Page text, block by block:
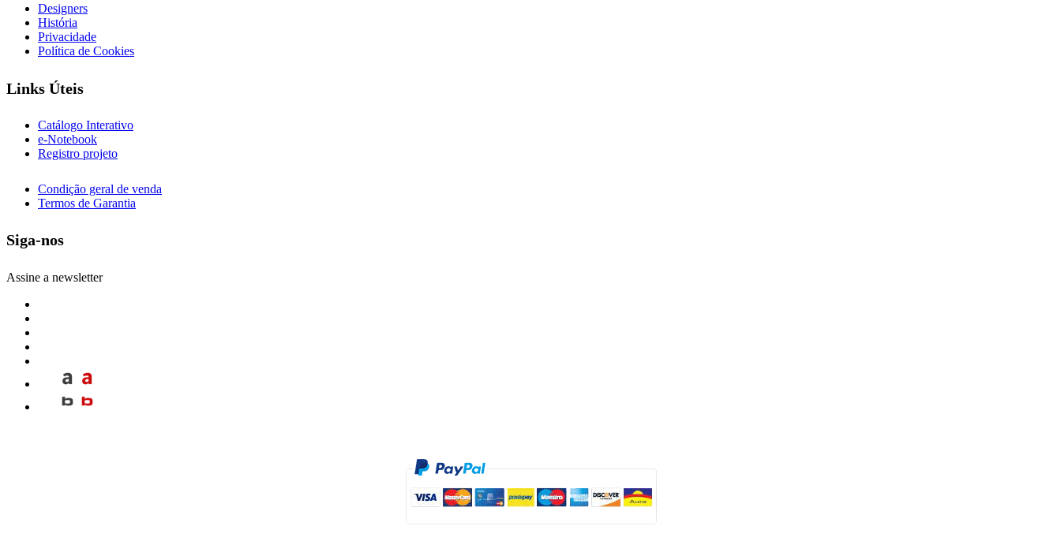
Designers
História
Privacidade
Política de Cookies
Links Úteis
Catálogo Interativo
e-Notebook
Registro projeto
Condição geral de venda
Termos de Garantia
Siga-nos
Assine a newsletter